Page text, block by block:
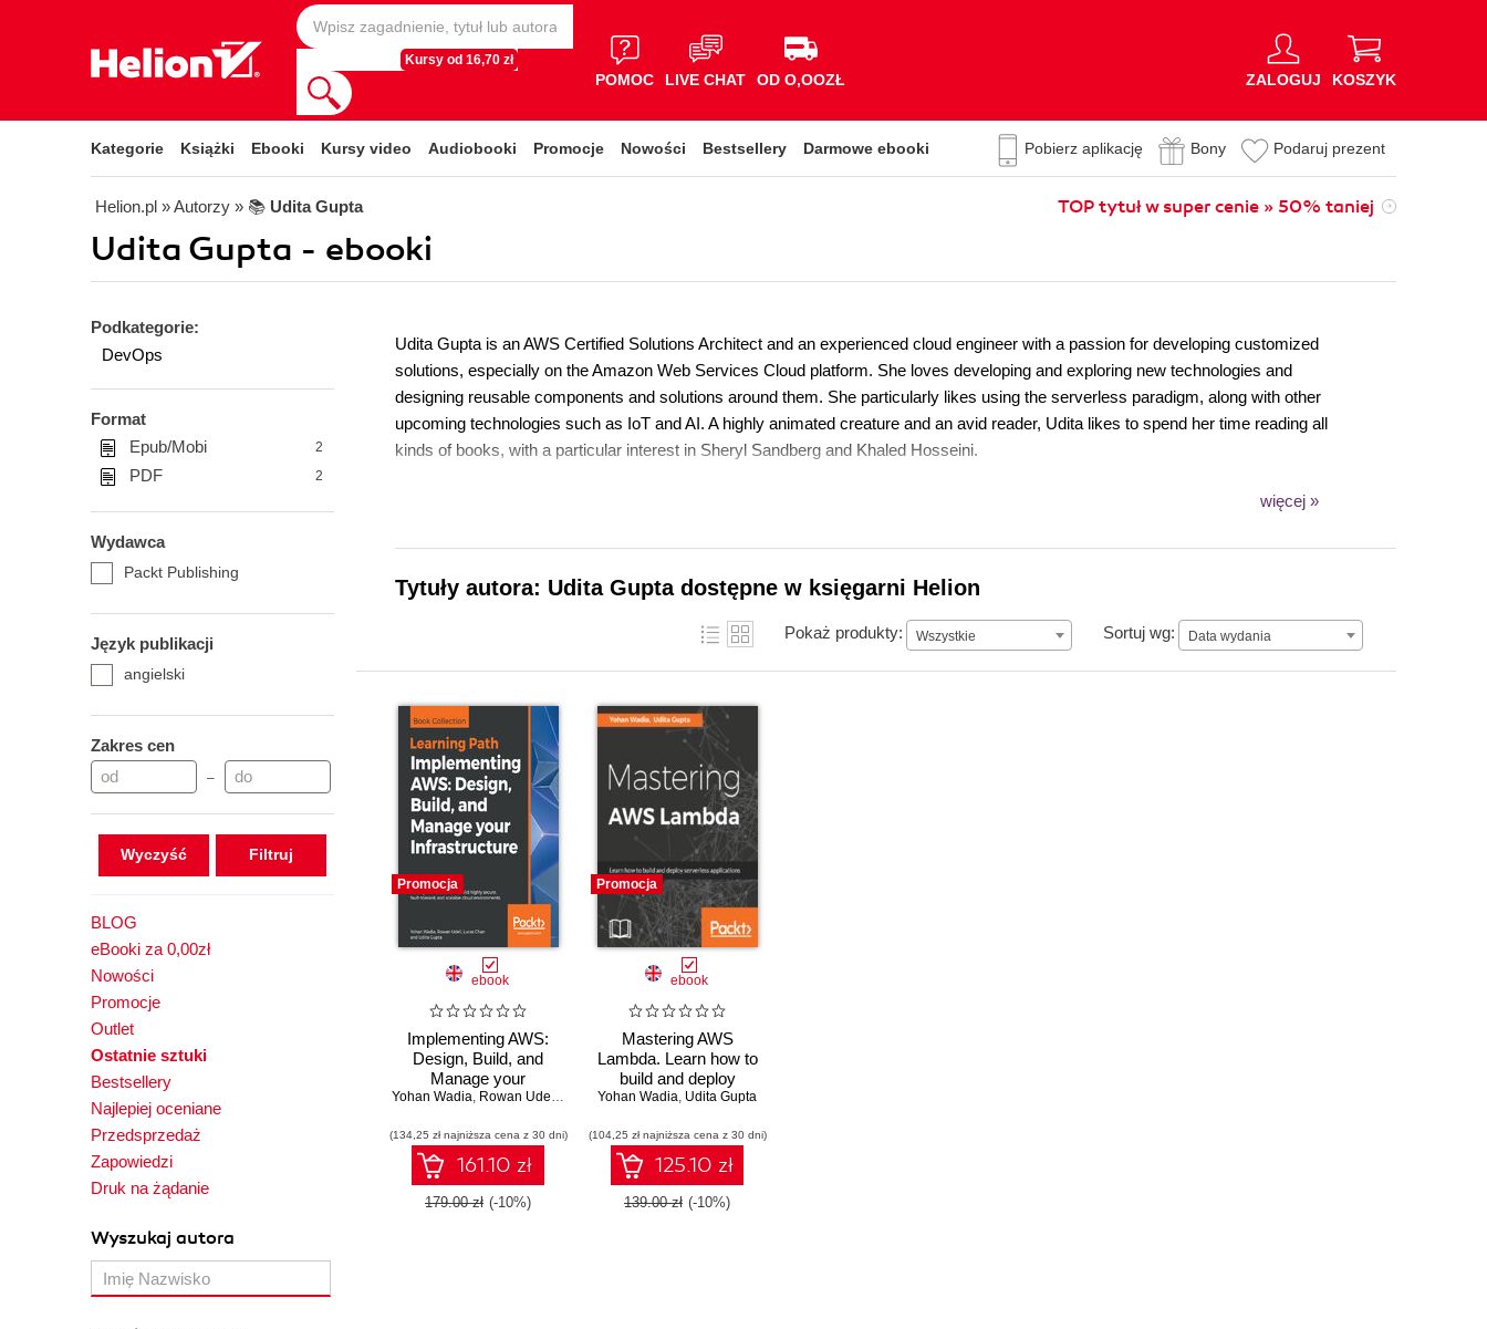
Kursy od 16,70 zł
POMOC LIVE CHAT OD O,OOZŁ ZALOGUJ KOSZYK
Kategorie Książki Ebooki Kursy video Audiobooki Promocje Nowości Bestsellery Darmowe ebooki Pobierz aplikację Bony Podaruj prezent
Helion.pl » Autorzy » 📚 Udita Gupta TOP tytuł w super cenie » 50% taniej
Udita Gupta - ebooki
Podkategorie:
DevOps
Format
Epub/Mobi
2
PDF 2
Wydawca
Packt Publishing
Język publikacji
angielski
Zakres cen
–
Wyczyść
BLOG
eBooki za 0,00zł
Nowości
Promocje
Outlet
Ostatnie sztuki
Bestsellery
Najlepiej oceniane
Przedsprzedaż
Zapowiedzi
Druk na żądanie
Wyszukaj autora
Udita Gupta is an AWS Certified Solutions Architect and an experienced cloud engineer with a passion for developing customized
solutions, especially on the Amazon Web Services Cloud platform. She loves developing and exploring new technologies and
designing reusable components and solutions around them. She particularly likes using the serverless paradigm, along with other
upcoming technologies such as IoT and AI. A highly animated creature and an avid reader, Udita likes to spend her time reading all
kinds of books, with a particular interest in Sheryl Sandberg and Khaled Hosseini.
więcej »
Tytuły autora: Udita Gupta dostępne w księgarni Helion
Pokaż produkty: Wszystkie Sortuj wg: Data wydania
Data wydania
Promocja
ebook
Implementing AWS:
Design, Build, and
Manage your
Infrastructure. Leverage
highly secure, fault-
tolerant, and scalable
cloud environments
Yohan Wadia, Rowan Udell , Lucas Chan ,Udita Gupta
(134,25 zł najniższa cena z 30 dni)
161.10 zł
179.00 zł (-10%)
Promocja
ebook
Mastering AWS
Lambda. Learn how to
build and deploy
serverless applications
Yohan Wadia, Udita Gupta
(104,25 zł najniższa cena z 30 dni)
125.10 zł
139.00 zł (-10%)